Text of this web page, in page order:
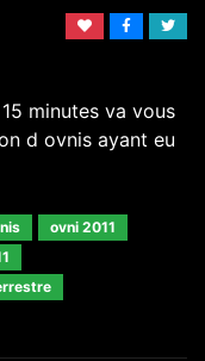
minutes va vous
d ovnis ayant eu
ovni 2011